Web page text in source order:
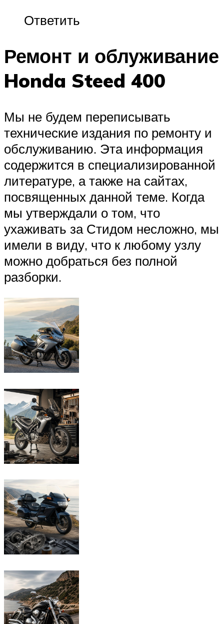
Ответить
Ремонт и облуживание
Honda Steed 400
Мы не будем переписывать
технические издания по ремонту и
обслуживанию. Эта информация
содержится в специализированной
литературе, а также на сайтах,
посвященных данной теме. Когда
мы утверждали о том, что
ухаживать за Стидом несложно, мы
имели в виду, что к любому узлу
можно добраться без полной
разборки.